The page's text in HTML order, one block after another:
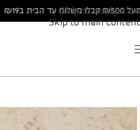
Skip to navigation
Skip to main content
ברכישה מעל ₪500 קבלו משלוח עד הבית ב₪19